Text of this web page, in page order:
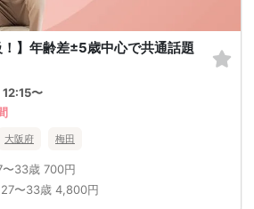
！】年齢差±5歳中心で共通話題
〜
大阪府 梅田
〜33歳 700円
27〜33歳 4,800円